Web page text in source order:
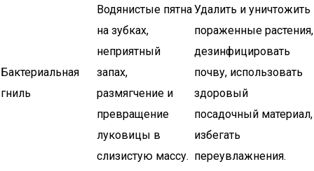
Бактериальная
гниль
Водянистые пятна
на зубках,
неприятный
запах,
размягчение и
превращение
луковицы в
слизистую массу.
Удалить и уничтожить
пораженные растения,
дезинфицировать
почву, использовать
здоровый
посадочный материал,
избегать
переувлажнения.